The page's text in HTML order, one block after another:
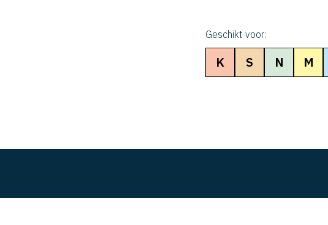
Geschikt voor:
K S N M